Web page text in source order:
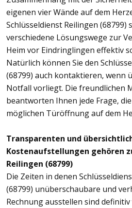
eigenen vier Wände auf dem
Schlüsseldienst Reilingen (68799)
verschiedene Lösungswege zur
Heim vor Eindringlingen effektiv
Natürlich können Sie den
(68799) auch kontaktieren, wenn
Notfall vorliegt. Die freundlichen
beantworten Ihnen jede Frage,
möglichen Türöffnung auf dem
Transparenten und
Kostenaufstellungen gehören
Reilingen (68799)
Die Zeiten in denen
(68799) unüberschaubare und
Rechnung ausstellen sind